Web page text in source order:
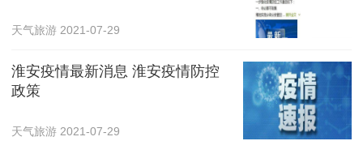
天气旅游 2021-07-29
淮安疫情最新消息 淮安疫情防控
政策
天气旅游 2021-07-29